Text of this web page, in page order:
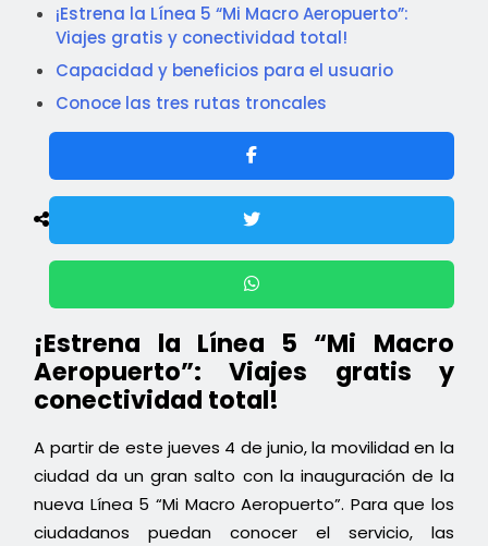
¡Estrena la Línea 5 “Mi Macro Aeropuerto”:
Viajes gratis y conectividad total!
Capacidad y beneficios para el usuario
Conoce las tres rutas troncales
¡Estrena la Línea 5 “Mi Macro
Aeropuerto”: Viajes gratis y
conectividad total!
A partir de este jueves 4 de junio, la movilidad en la
ciudad da un gran salto con la inauguración de la
nueva Línea 5 “Mi Macro Aeropuerto”. Para que los
ciudadanos puedan conocer el servicio, las